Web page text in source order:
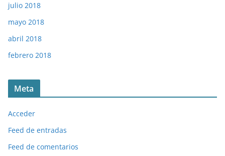
julio 2018
mayo 2018
abril 2018
febrero 2018
Meta
Acceder
Feed de entradas
Feed de comentarios